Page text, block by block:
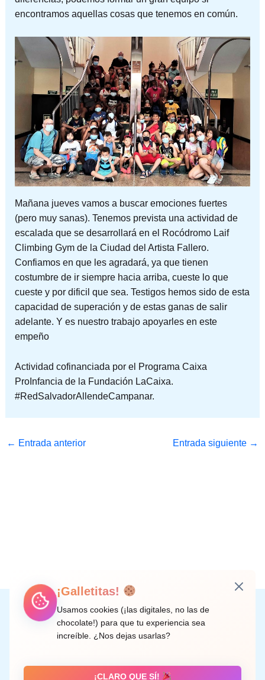
encontramos aquellas cosas que tenemos en común.
Mañana jueves vamos a buscar emociones fuertes
(pero muy sanas). Tenemos prevista una actividad de
escalada que se desarrollará en el Rocódromo Laif
Climbing Gym de la Ciudad del Artista Fallero.
Confiamos en que les agradará, ya que tienen
costumbre de ir siempre hacia arriba, cueste lo que
cueste y por dificil que sea. Testigos hemos sido de esta
capacidad de superación y de estas ganas de salir
adelante. Y es nuestro trabajo apoyarles en este
empeño
Actividad cofinanciada por el Programa Caixa
ProInfancia de la Fundación LaCaixa.
#RedSalvadorAllendeCampanar.
← Entrada anterior Entrada siguiente →
Instagram
Facebook
X LinkedIn
Correo electrónico
C/ Doctor Rodríguez de la Fuente, 8 València
¡Galletitas!
Usamos cookies (¡las digitales, no las de
chocolate!) para que tu experiencia sea
increíble. ¿Nos dejas usarlas?
¡CLARO QUE SÍ!